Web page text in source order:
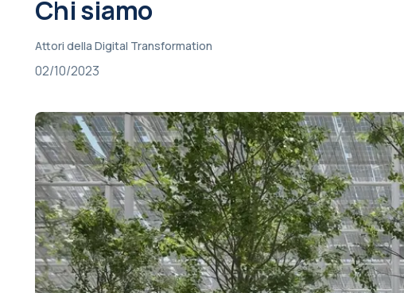
Chi siamo
Attori della Digital Transformation
02/10/2023